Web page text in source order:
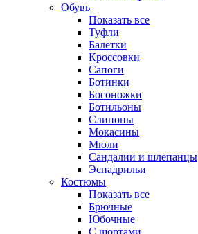
Обувь
Показать все
Туфли
Балетки
Кроссовки
Сапоги
Ботинки
Босоножки
Ботильоны
Слипоны
Мокасины
Мюли
Сандалии и шлепанцы
Эспадрильи
Костюмы
Показать все
Брючные
Юбочные
С шортами